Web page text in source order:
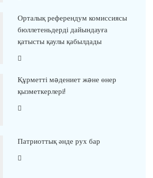
Орталық референдум комиссиясы
бюллетеньдерді дайындауға
қатысты қаулы қабылдады
Құрметті мəдениет жəне өнер
қызметкерлері!
Патриоттық әнде рух бар